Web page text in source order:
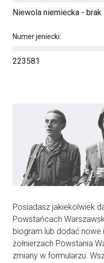
Niewola niemiecka -
Numer jeniecki:
223581
Posiadasz jakiekolwiek
Powstańcach
biogram lub dodać
żołnierzach Powstania
zmiany w formularzu.